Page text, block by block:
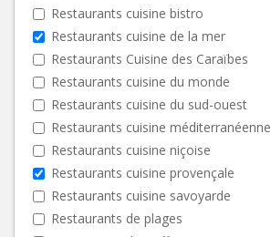
Restaurants cuisine bistro
Restaurants cuisine de la mer
Restaurants Cuisine des Caraïbes
Restaurants cuisine du monde
Restaurants cuisine du sud-ouest
Restaurants cuisine méditerranéenne
Restaurants cuisine niçoise
Restaurants cuisine provençale
Restaurants cuisine savoyarde
Restaurants de plages